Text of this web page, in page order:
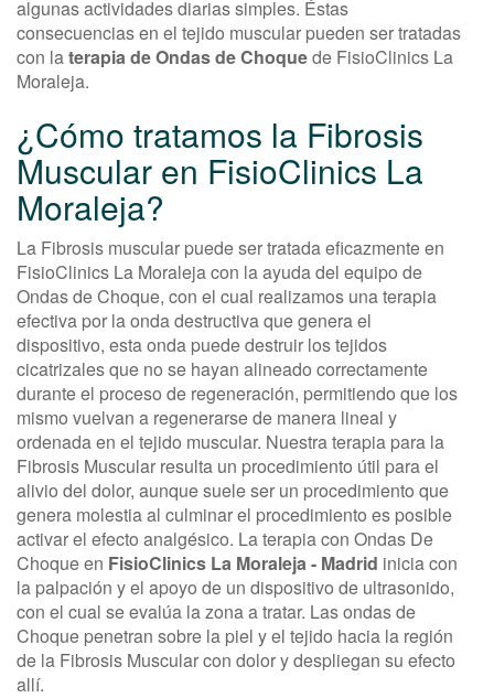
algunas actividades diarias simples. Éstas
consecuencias en el tejido muscular pueden ser tratadas
con laterapia de Ondas de Choquede FisioClinics La
Moraleja.
¿Cómo tratamos la Fibrosis
Muscular en FisioClinics La
Moraleja?
La Fibrosis muscular puede ser tratada eficazmente en
FisioClinics La Moraleja con la ayuda del equipo de
Ondas de Choque, con el cual realizamos una terapia
efectiva por la onda destructiva que genera el
dispositivo, esta onda puede destruir los tejidos
cicatrizales que no se hayan alineado correctamente
durante el proceso de regeneración, permitiendo que los
mismo vuelvan a regenerarse de manera lineal y
ordenada en el tejido muscular. Nuestra terapia para la
Fibrosis Muscular resulta un procedimiento útil para el
alivio del dolor, aunque suele ser un procedimiento que
genera molestia al culminar el procedimiento es posible
activar el efecto analgésico. La terapia con Ondas De
Choque en FisioClinics La Moraleja - Madrid inicia con
la palpación y el apoyo de un dispositivo de ultrasonido,
con el cual se evalúa la zona a tratar. Las ondas de
Choque penetran sobre la piel y el tejido hacia la región
de la Fibrosis Muscular con dolor y despliegan su efecto
allí.